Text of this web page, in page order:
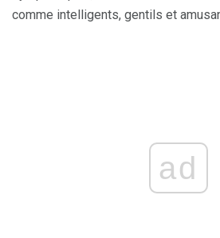
comme intelligents, gentils et
ad